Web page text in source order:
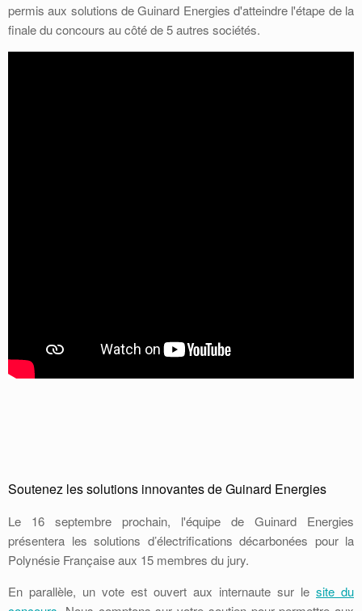
permis aux solutions de Guinard Energies d'atteindre l'étape de la
finale du concours au côté de 5 autres sociétés.
Soutenez les solutions innovantes de Guinard Energies
Le 16 septembre prochain, l'équipe de Guinard Energies
présentera les solutions d’électrifications décarbonées pour la
Polynésie Française aux 15 membres du jury.
En parallèle, un vote est ouvert aux internaute sur le site du